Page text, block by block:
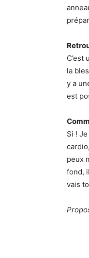
C’est
la
y a
est
Si !
peux
fond,
vais